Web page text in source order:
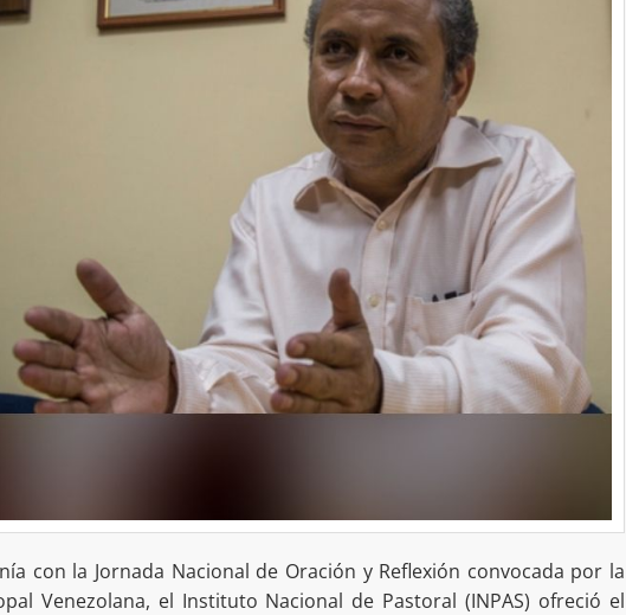
con la Jornada Nacional de Oración y Reflexión convocada por la
Venezolana, el Instituto Nacional de Pastoral (INPAS) ofreció el